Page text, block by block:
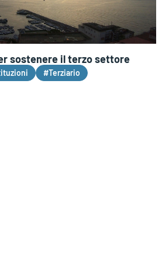
sostenere il terzo settore
#Terziario